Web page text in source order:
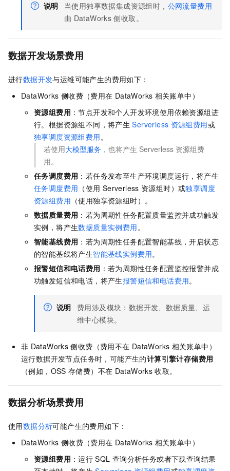
说明 当使用独享数据集成资源组时， 公网流量费用
由 DataWorks 侧收取。
数据开发场景费用
进行数据开发与运维可能产生的费用如下：
DataWorks 侧收费（费用在 DataWorks 相关账单中）
资源组费用 ：节点开发和个人开发环境使用依赖资源组进
行。根据资源组不同，将产生 Serverless 资源组费用或
独享调度资源组费用。
若使用大模型服务 ，也将产生 Serverless 资源组费
用。
任务调度费用 ：若任务发布至生产环境调度运行，将产生
任务调度费用 （使用 Serverless 资源组时）或独享调度
资源组费用 （使用独享资源组时）。
数据质量费用 ：若为周期性任务配置质量监控并成功触发
实例，将产生数据质量实例费用。
智能基线费用 ：若为周期性任务配置智能基线，开启状态
的智能基线将产生智能基线实例费用。
报警短信和电话费用 ：若为周期性任务配置监控报警并成
功触发短信和电话，将产生报警短信和电话费用。
说明
费用涉及模块：数据开发、数据质量、运
维中心模块。
非 DataWorks 侧收费（费用不在 DataWorks 相关账单中）
运行数据开发节点任务时，可能产生的计算引擎计存储费用
（例如，OSS 存储费）不在 DataWorks 收取。
数据分析场景费用
使用数据分析可能产生的费用如下：
DataWorks 侧收费（费用在 DataWorks 相关账单中）
资源组费用 ：运行 SQL 查询分析任务或者下载查询结果